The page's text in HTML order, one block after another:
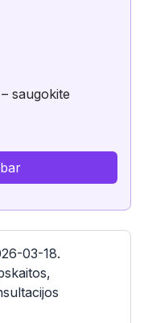
saugokite
03-18.